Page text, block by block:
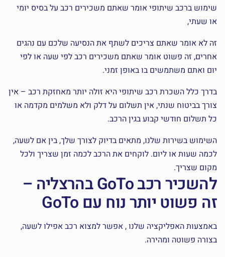
שימוש ברכב שיתופי אומר שאתם משכירים רכב על בסיס יומי
או שעתי,
זה לא אומר שאתם צריכים לשתף את הנסיעה שלכם עם נהגים
אחרים, זה פשוט אומר שאתם משכירים רכב לפי שעה או לפי
יום ואתם משתמשים בו באופן זמני.
בדרך כלל השכרת רכב שיתופי היא זולה יותר מאחזקת רכב – אין
צורך בביטוח שנתי, אין תשלום על דלק ולא משלמים מקדמה או
כל תשלום חודשי קבוע בגין הרכב.
השימוש בשירות שלנו, מתאים בדיוק לצורך שלך, בין אם לשעה,
לכמה שעות או ליום. לוקחים את הרכב לכמה זמן שצריך ולכל
מקום שצריך.
להשכיר רכב GoTo בהרצליה –
זה פשוט יותר נוח עם GoTo
באמצעות האפליקציה שלנו , אפשר למצוא רכב אפילו לשעה,
בצורה פשוטה ומהירה.